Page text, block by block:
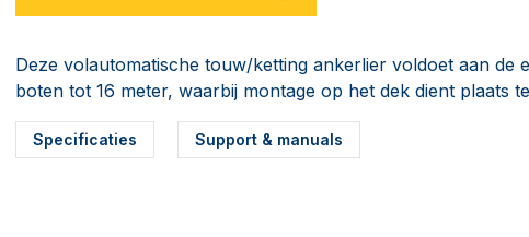
Deze volautomatische touw/ketting ankerlier voldoet aan de
boten tot 16 meter, waarbij montage op het dek dient plaats
Specificaties Support & manuals